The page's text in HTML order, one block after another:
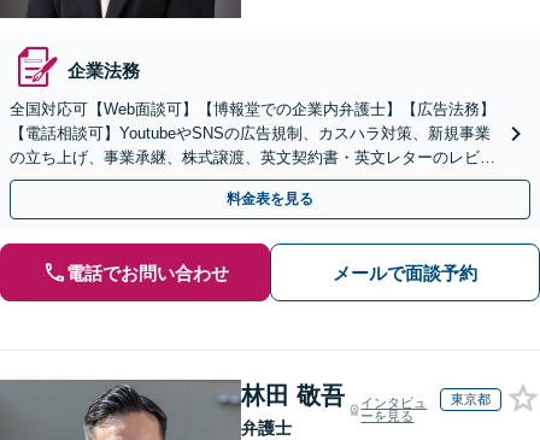
企業法務
全国対応可【Web面談可】【博報堂での企業内弁護士】【広告法務】
【電話相談可】YoutubeやSNSの広告規制、カスハラ対策、新規事業
の立ち上げ、事業承継、株式譲渡、英文契約書・英文レターのレビュ
ー・ドラフトなどに対応。
料金表を見る
電話でお問い合わせ メールで面談予約
林田 敬吾
弁護士
インタビュ
ーを見る
東京都